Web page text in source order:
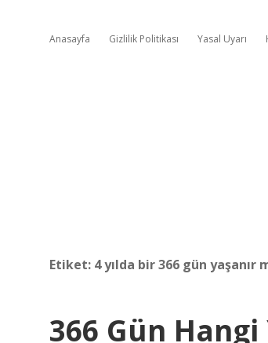
Anasayfa Gizlilik Politikası Yasal Uyarı
Etiket: 4 yılda bir 366 gün yaşanır
366 Gün Hangi